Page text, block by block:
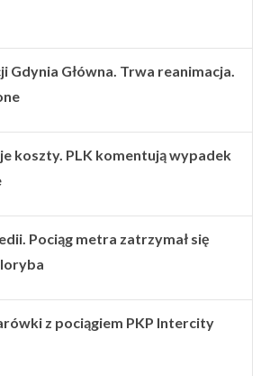
Gdynia Główna. Trwa reanimacja.
koszty. PLK komentują wypadek
Pociąg metra zatrzymał się
z pociągiem PKP Intercity